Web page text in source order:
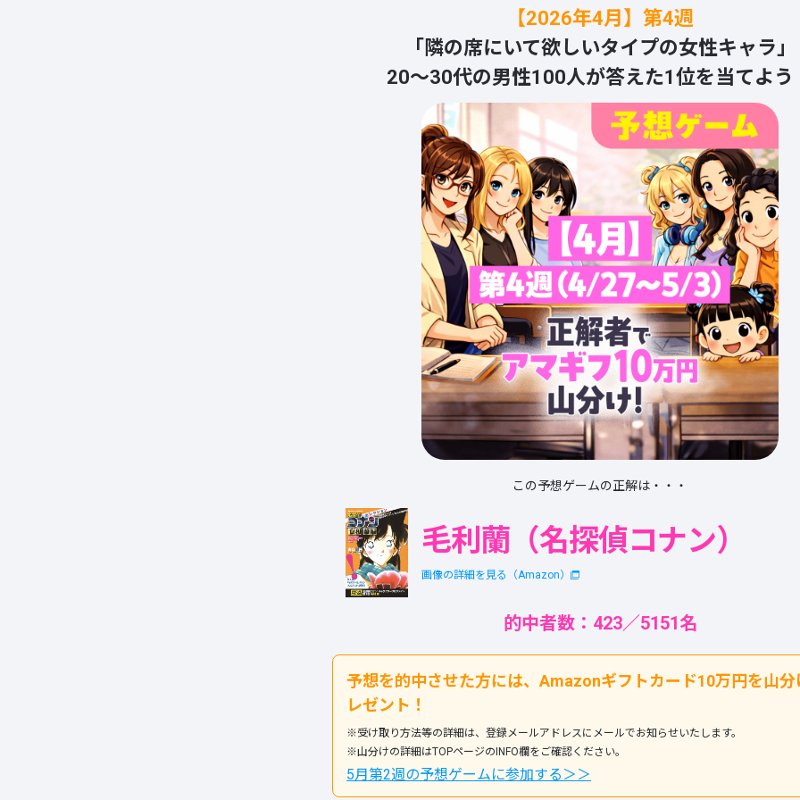
【2026年4月】第4週
「隣の席にいて欲しいタイプの女性キャラ」
20～30代の男性100人が答えた1位を当てよう
この予想ゲームの正解は・・・
毛利蘭（名探偵コナン）
画像の詳細を見る（Amazon）
的中者数：423／5151名
予想を的中させた方には、Amazonギフトカード10万円を山分
レゼント！
※受け取り方法等の詳細は、登録メールアドレスにメールでお知らせいたします。
※山分けの詳細はTOPページのINFO欄をご確認ください。
5月第2週の予想ゲームに参加する＞＞